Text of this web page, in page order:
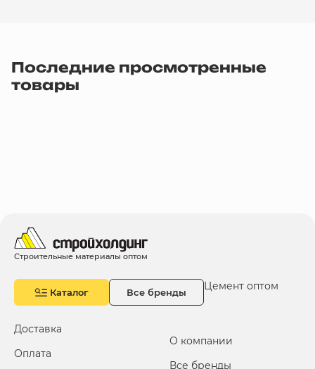
Последние просмотренные
товары
Строительные материалы оптом
Каталог Все бренды Цемент оптом
Доставка
Оплата
О компании
Все бренды